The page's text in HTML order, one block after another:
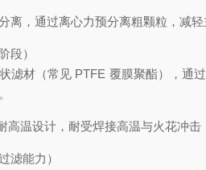
离，通过离心力预分离粗颗粒，减轻
段）
滤材（常见 PTFE 覆膜聚酯），通
高温设计，耐受焊接高温与火花冲击
滤能力）